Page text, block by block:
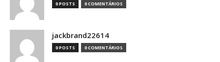
0 POSTS 0 COMENTÁRIOS
jackbrand22614
0 POSTS 0 COMENTÁRIOS